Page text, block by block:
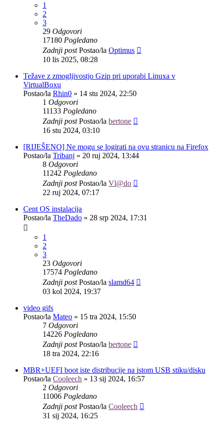
1
2
3
29 Odgovori
17180 Pogledano
Zadnji postPostao/la Optimus
10 lis 2025, 08:28
Težave z zmogljivostjo Gzip pri uporabi Linuxa v
VirtualBoxu
Postao/la Rhin0 » 14 stu 2024, 22:50
1 Odgovori
11133 Pogledano
Zadnji postPostao/la bertone
16 stu 2024, 03:10
[RIJEŠENO] Ne mogu se logirati na ovu stranicu na Firefox
Postao/la Tribanj » 20 ruj 2024, 13:44
8 Odgovori
11242 Pogledano
Zadnji postPostao/la Vl@do
22 ruj 2024, 07:17
Cent OS instalacija
Postao/la TheDado » 28 srp 2024, 17:31
1
2
3
23 Odgovori
17574 Pogledano
Zadnji postPostao/la slamd64
03 kol 2024, 19:37
video gifs
Postao/la Mateo » 15 tra 2024, 15:50
7 Odgovori
14226 Pogledano
Zadnji postPostao/la bertone
18 tra 2024, 22:16
MBR+UEFI boot iste distribucije na istom USB stiku/disku
Postao/la Cooleech » 13 sij 2024, 16:57
2 Odgovori
11006 Pogledano
Zadnji postPostao/la Cooleech
31 sij 2024, 16:25